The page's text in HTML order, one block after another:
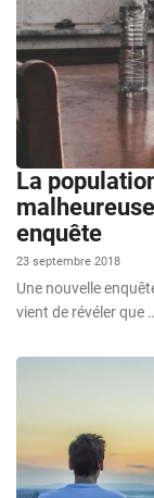
La
enquête
23 septembre 2018
Une nouvelle
vient de révéler que